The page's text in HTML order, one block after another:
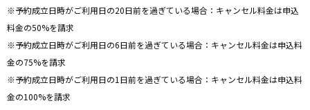
※予約成立日時がご利用日の20日前を過ぎている場合：キャンセル料金は申込
料金の50%を請求
※予約成立日時がご利用日の6日前を過ぎている場合：キャンセル料金は申込料
金の75%を請求
※予約成立日時がご利用日の1日前を過ぎている場合：キャンセル料金は申込料
金の100%を請求